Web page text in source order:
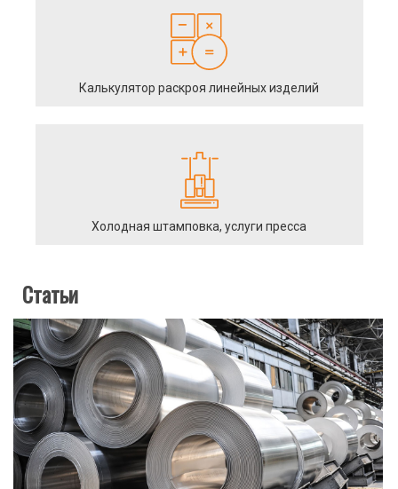
Калькулятор раскроя линейных изделий
Холодная штамповка, услуги пресса
Статьи